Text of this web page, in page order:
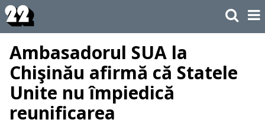
Ambasadorul SUA la
Chişinău afirmă că Statele
Unite nu împiedică
reunificarea